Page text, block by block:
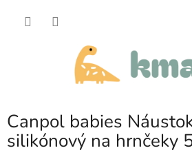
Canpol babies
silikónový na hrnčeky